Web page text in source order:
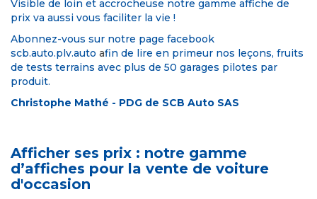
Visible de loin et accrocheuse notre gamme affiche de
prix va aussi vous faciliter la vie !
Abonnez-vous sur notre page facebook
scb.auto.plv.auto afin de lire en primeur nos leçons, fruits
de tests terrains avec plus de 50 garages pilotes par
produit.
Christophe Mathé - PDG de SCB Auto SAS
Afficher ses prix : notre gamme
d’affiches pour la vente de voiture
d'occasion